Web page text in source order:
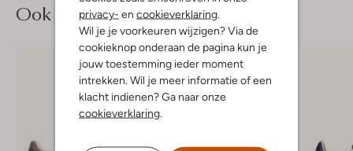
privacy- en cookieverklaring.
Wil je je voorkeuren wijzigen? Via de
cookieknop onderaan de pagina kun je
jouw toestemming ieder moment
intrekken. Wil je meer informatie of een
klacht indienen? Ga naar onze
cookieverklaring.
Ook iets voor jou?